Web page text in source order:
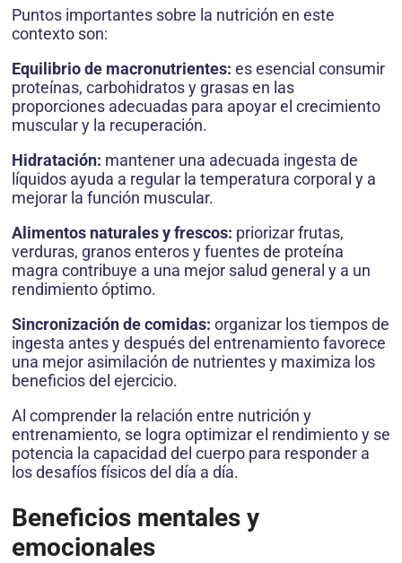
Puntos importantes sobre la nutrición en este
contexto son:
Equilibrio de macronutrientes: es esencial consumir
proteínas, carbohidratos y grasas en las
proporciones adecuadas para apoyar el crecimiento
muscular y la recuperación.
Hidratación: mantener una adecuada ingesta de
líquidos ayuda a regular la temperatura corporal y a
mejorar la función muscular.
Alimentos naturales y frescos: priorizar frutas,
verduras, granos enteros y fuentes de proteína
magra contribuye a una mejor salud general y a un
rendimiento óptimo.
Sincronización de comidas: organizar los tiempos de
ingesta antes y después del entrenamiento favorece
una mejor asimilación de nutrientes y maximiza los
beneficios del ejercicio.
Al comprender la relación entre nutrición y
entrenamiento, se logra optimizar el rendimiento y se
potencia la capacidad del cuerpo para responder a
los desafíos físicos del día a día.
Beneficios mentales y
emocionales